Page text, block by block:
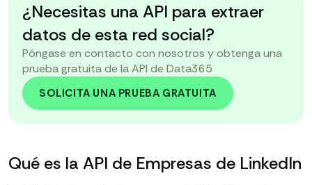
¿Necesitas una API para extraer
datos de esta red social?
Póngase en contacto con nosotros y obtenga una
prueba gratuita de la API de Data365
SOLICITA UNA PRUEBA GRATUITA
Qué es la API de Empresas de LinkedIn